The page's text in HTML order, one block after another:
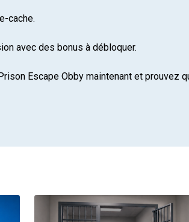
cache.
avec des bonus à débloquer.
Escape Obby maintenant et prouvez